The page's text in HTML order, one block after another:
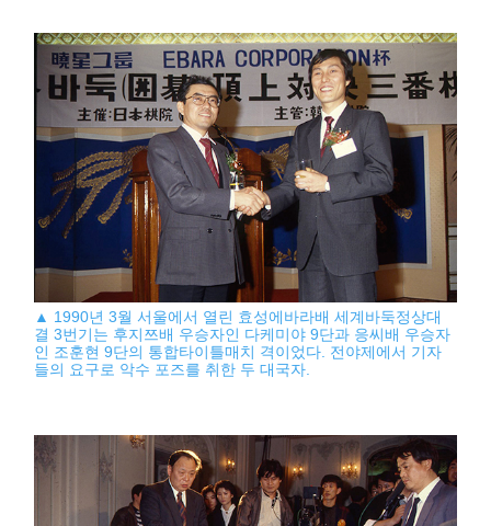
▲ 1990년 3월 서울에서 열린 효성에바라배 세계바둑정상대
결 3번기는 후지쯔배 우승자인 다케미야 9단과 응씨배 우승자
인 조훈현 9단의 통합타이틀매치 격이었다. 전야제에서 기자
들의 요구로 악수 포즈를 취한 두 대국자.